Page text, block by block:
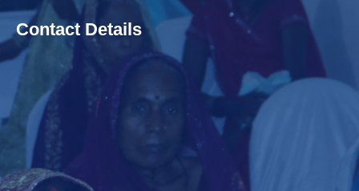
Contact Details